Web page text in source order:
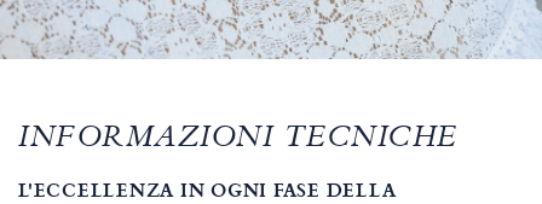
INFORMAZIONI TECNICHE
L'ECCELLENZA IN OGNI FASE DELLA